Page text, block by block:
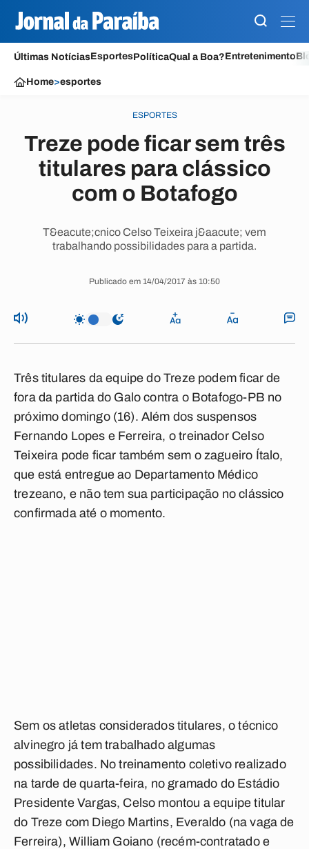
Últimas NotíciasEsportesPolíticaQual a Boa?Entretenimento
Home>esportes
ESPORTES
Treze pode ficar sem três
titulares para clássico
com o Botafogo
T&eacute;cnico Celso Teixeira j&aacute; vem
trabalhando possibilidades para a partida.
Publicado em 14/04/2017 às 10:50
Três titulares da equipe do Treze podem ficar de
fora da partida do Galo contra o Botafogo-PB no
próximo domingo (16). Além dos suspensos
Fernando Lopes e Ferreira, o treinador Celso
Teixeira pode ficar também sem o zagueiro Ítalo,
que está entregue ao Departamento Médico
trezeano, e não tem sua participação no clássico
confirmada até o momento.
Sem os atletas considerados titulares, o técnico
alvinegro já tem trabalhado algumas
possibilidades. No treinamento coletivo realizado
na tarde de quarta-feira, no gramado do Estádio
Presidente Vargas, Celso montou a equipe titular
do Treze com Diego Martins, Everaldo (na vaga de
Ferreira), William Goiano (recém-contratado e